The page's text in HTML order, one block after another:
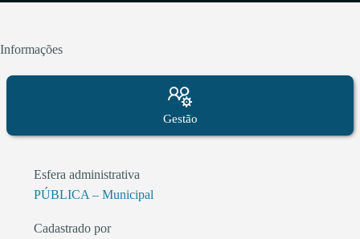
Informações
Gestão
Esfera administrativa
PÚBLICA – Municipal
Cadastrado por